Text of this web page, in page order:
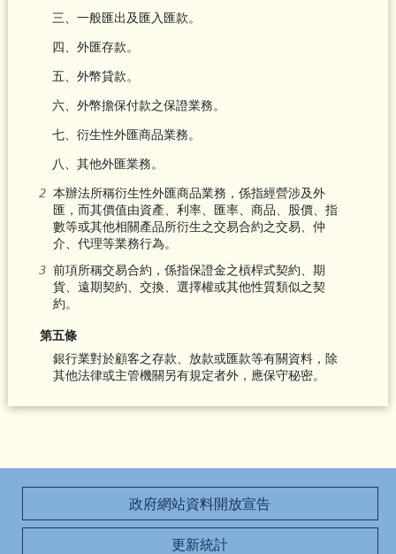
三、一般匯出及匯入匯款。
四、外匯存款。
五、外幣貸款。
六、外幣擔保付款之保證業務。
七、衍生性外匯商品業務。
八、其他外匯業務。
本辦法所稱衍生性外匯商品業務，係指經營涉及外
匯，而其價值由資產、利率、匯率、商品、股價、指
數等或其他相關產品所衍生之交易合約之交易、仲
介、代理等業務行為。
前項所稱交易合約，係指保證金之槓桿式契約、期
貨、遠期契約、交換、選擇權或其他性質類似之契
約。
第五條
銀行業對於顧客之存款、放款或匯款等有關資料，除
其他法律或主管機關另有規定者外，應保守秘密。
政府網站資料開放宣告
更新統計